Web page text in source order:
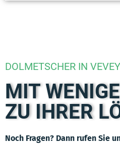
DOLMETSCHER IN
MIT
ZU IHRER
Noch Fragen? Dann rufen Sie